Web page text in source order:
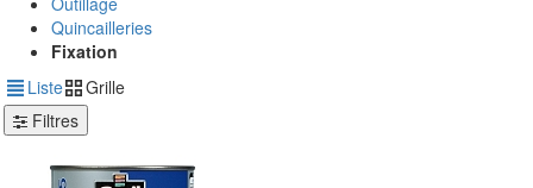
Quincailleries
Fixation
Liste
Grille
Filtres